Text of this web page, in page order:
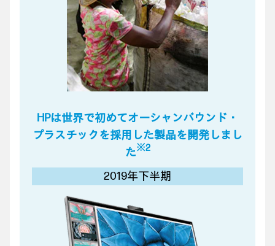
HPは世界で初めてオーシャンバウンド・
プラスチックを採用した製品を開発しまし
た※2
2019年下半期